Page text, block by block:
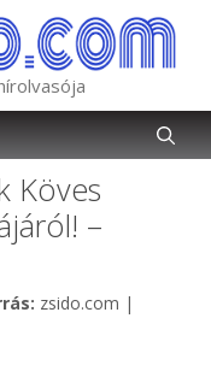
Köves
–
Kategória
zsido.com |